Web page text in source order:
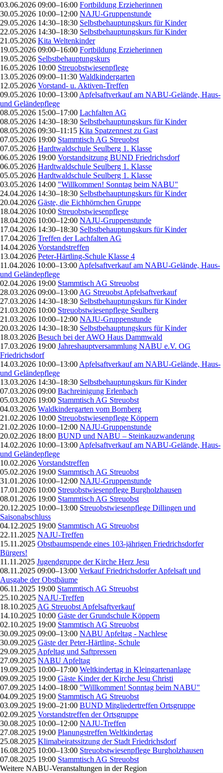
03.06.2026 09:00–16:00 Fortbildung Erzieherinnen
30.05.2026 10:00–12:00 NAJU-Gruppenstunde
29.05.2026 14:30–18:30 Selbstbehauptungskurs für Kinder
22.05.2026 14:30–18:30 Selbstbehauptungskurs für Kinder
21.05.2026 Kita Weltenkinder
19.05.2026 09:00–16:00 Fortbildung Erzieherinnen
19.05.2026 Selbstbehauptungskurs
16.05.2026 10:00 Streuobstwiesenpflege
13.05.2026 09:00–11:30 Waldkindergarten
12.05.2026 Vorstand- u. Aktiven-Treffen
09.05.2026 10:00–13:00 Apfelsaftverkauf am NABU-Gelände, Haus-
und Geländepflege
08.05.2026 15:00–17:00 Lachfalten AG
08.05.2026 14:30–18:30 Selbstbehauptungskurs für Kinder
08.05.2026 09:30–11:15 Kita Spatzennest zu Gast
07.05.2026 19:00 Stammtisch AG Streuobst
07.05.2026 Hardtwaldschule Seulberg 1. Klasse
06.05.2026 19:00 Vorstandsitzung BUND Friedrichsdorf
06.05.2026 Hardtwaldschule Seulberg 1. Klasse
05.05.2026 Hardtwaldschule Seulberg 1. Klasse
03.05.2026 14:00 "Willkommen! Sonntag beim NABU"
24.04.2026 14:30–18:30 Selbstbehauptungskurs für Kinder
20.04.2026 Gäste, die Eichhörnchen Gruppe
18.04.2026 10:00 Streuobstwiesenpflege
18.04.2026 10:00–12:00 NAJU-Gruppenstunde
17.04.2026 14:30–18:30 Selbstbehauptungskurs für Kinder
17.04.2026 Treffen der Lachfalten AG
14.04.2026 Vorstandstreffen
13.04.2026 Peter-Härtling-Schule Klasse 4
11.04.2026 10:00–13:00 Apfelsaftverkauf am NABU-Gelände, Haus-
und Geländepflege
02.04.2026 19:00 Stammtisch AG Streuobst
28.03.2026 09:00–13:00 AG Streuobst Apfelsaftverkauf
27.03.2026 14:30–18:30 Selbstbehauptungskurs für Kinder
21.03.2026 10:00 Streuobstwiesenpflege Seulberg
21.03.2026 10:00–12:00 NAJU-Gruppenstunde
20.03.2026 14:30–18:30 Selbstbehauptungskurs für Kinder
18.03.2026 Besuch bei der AWO Haus Dammwald
17.03.2026 19:00 Jahreshauptversammlung NABU e.V. OG
Friedrichsdorf
14.03.2026 10:00–13:00 Apfelsaftverkauf am NABU-Gelände, Haus-
und Geländepflege
13.03.2026 14:30–18:30 Selbstbehauptungskurs für Kinder
07.03.2026 09:00 Bachreinigung Erlenbach
05.03.2026 19:00 Stammtisch AG Streuobst
04.03.2026 Waldkindergarten vom Bornberg
21.02.2026 10:00 Streuobstwiesenpflege Köppern
21.02.2026 10:00–12:00 NAJU-Gruppenstunde
20.02.2026 18:00 BUND und NABU – Steinkauzwanderung
14.02.2026 10:00–13:00 Apfelsaftverkauf am NABU-Gelände, Haus-
und Geländepflege
10.02.2026 Vorstandstreffen
05.02.2026 19:00 Stammtisch AG Streuobst
31.01.2026 10:00–12:00 NAJU-Gruppenstunde
17.01.2026 10:00 Streuobstwiesenpflege Burgholzhausen
08.01.2026 19:00 Stammtisch AG Streuobst
20.12.2025 10:00–13:00 Streuobstwiesenpflege Dillingen und
Saisonabschluss
04.12.2025 19:00 Stammtisch AG Streuobst
22.11.2025 NAJU-Treffen
15.11.2025 Obstbaumspende eines 103-jährigen Friedrichsdorfer
Bürgers!
11.11.2025 Jugendgruppe der Kirche Herz Jesu
08.11.2025 09:00–13:00 Verkauf Friedrichsdorfer Apfelsaft und
Ausgabe der Obstbäume
06.11.2025 19:00 Stammtisch AG Streuobst
25.10.2025 NAJU-Treffen
18.10.2025 AG Streuobst Apfelsaftverkauf
14.10.2025 10:00 Gäste der Grundschule Köppern
02.10.2025 19:00 Stammtisch AG Streuobst
30.09.2025 09:00–13:00 NABU Apfeltag - Nachlese
30.09.2025 Gäste der Peter-Härtling- Schule
29.09.2025 Apfeltag und Saftpressen
27.09.2025 NABU Apfeltag
19.09.2025 10:00–17:00 Weltkindertag in Kleingartenanlage
09.09.2025 19:00 Gäste Kinder der Kirche Jesu Christi
07.09.2025 14:00–18:00 "Willkommen! Sonntag beim NABU"
04.09.2025 19:00 Stammtisch AG Streuobst
03.09.2025 19:00–21:00 BUND Mitgliedertreffen Ortsgruppe
02.09.2025 Vorstandstreffen der Ortsgruppe
30.08.2025 10:00–12:00 NAJU-Treffen
27.08.2025 19:00 Planungstreffen Weltkindertag
25.08.2025 Klimabeiratssitzung der Stadt Friedrichsdorf
16.08.2025 10:00–13:00 Streuobstwiesenpflege Burgholzhausen
07.08.2025 19:00 Stammtisch AG Streuobst
Weitere NABU-Veranstaltungen in der Region